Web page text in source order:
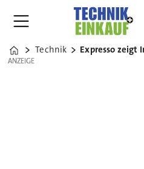
Home
Technik Expresso zeigt
ANZEIGE
ANZEIGE